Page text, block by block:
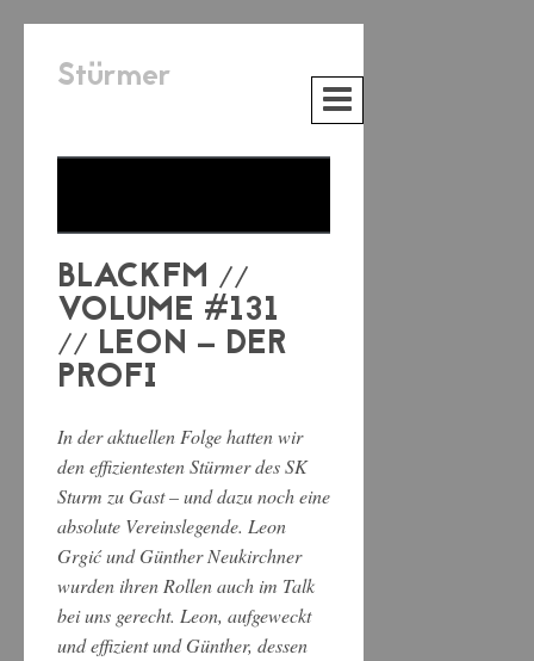
Stürmer
BLACKFM //
VOLUME #131
// LEON – DER
PROFI
In der aktuellen Folge hatten wir
den effizientesten Stürmer des SK
Sturm zu Gast – und dazu noch eine
absolute Vereinslegende. Leon
Grgić und Günther Neukirchner
wurden ihren Rollen auch im Talk
bei uns gerecht. Leon, aufgeweckt
und effizient und Günther, dessen